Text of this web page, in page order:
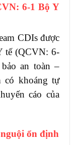
6-1 Bộ Y
CDIs được
tế (QCVN: 6-
an toàn –
có khoáng tự
cáo của
ổn định